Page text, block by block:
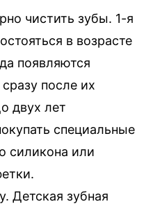
чистить зубы. 1-я
в возрасте
появляются
после их
двух лет
специальные
силикона или
Детская зубная